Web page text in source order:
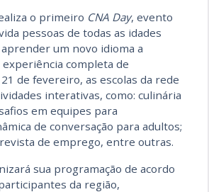
o primeiro CNA Day, evento
pessoas de todas as idades
um novo idioma a
completa de
de fevereiro, as escolas da rede
interativas, como: culinária
em equipes para
de conversação para adultos;
de emprego, entre outras.
sua programação de acordo
da região,